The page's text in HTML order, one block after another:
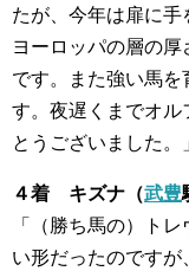
たが、今年は扉に手
ヨーロッパの層の
です。また強い馬を
す。夜遅くまでオル
とうございました。
４着 キズナ（武豊
「（勝ち馬の）ト
い形だったのです